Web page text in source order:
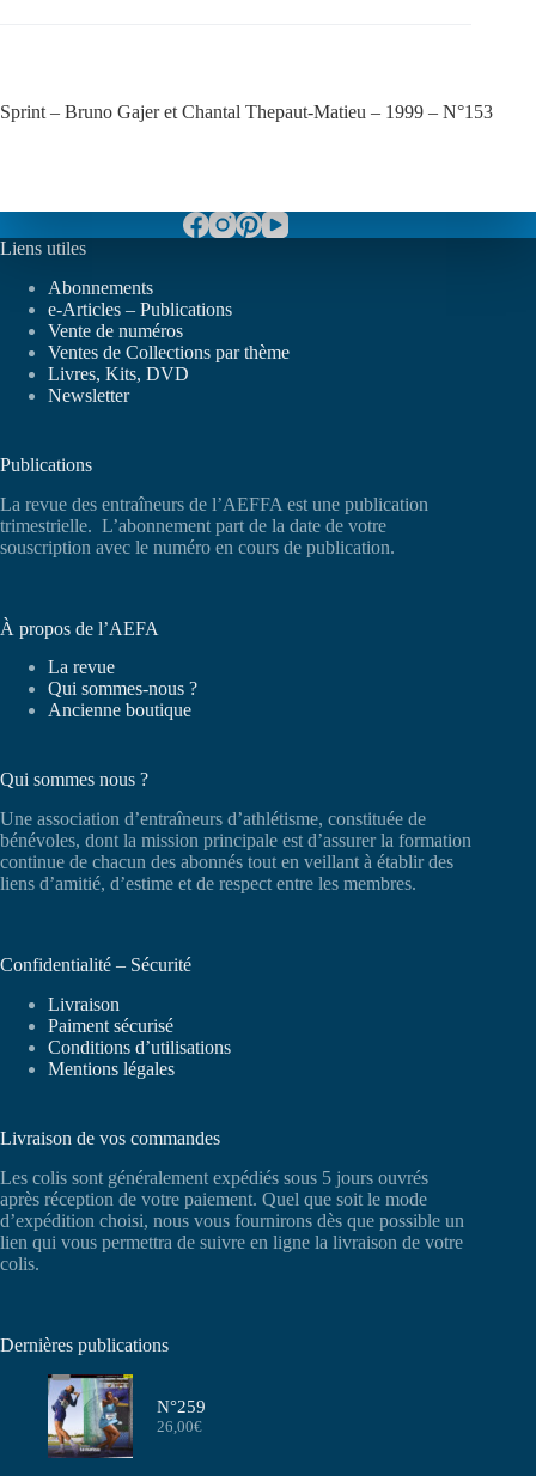
Sprint – Bruno Gajer et Chantal Thepaut-Matieu – 1999 – N°153
Liens utiles
Abonnements
e-Articles – Publications
Vente de numéros
Ventes de Collections par thème
Livres, Kits, DVD
Newsletter
Publications
La revue des entraîneurs de l’AEFFA est une publication
trimestrielle. L’abonnement part de la date de votre
souscription avec le numéro en cours de publication.
À propos de l’AEFA
La revue
Qui sommes-nous ?
Ancienne boutique
Qui sommes nous ?
Une association d’entraîneurs d’athlétisme, constituée de
bénévoles, dont la mission principale est d’assurer la formation
continue de chacun des abonnés tout en veillant à établir des
liens d’amitié, d’estime et de respect entre les membres.
Confidentialité – Sécurité
Livraison
Paiment sécurisé
Conditions d’utilisations
Mentions légales
Livraison de vos commandes
Les colis sont généralement expédiés sous 5 jours ouvrés
après réception de votre paiement. Quel que soit le mode
d’expédition choisi, nous vous fournirons dès que possible un
lien qui vous permettra de suivre en ligne la livraison de votre
colis.
Dernières publications
N°259
26,00€